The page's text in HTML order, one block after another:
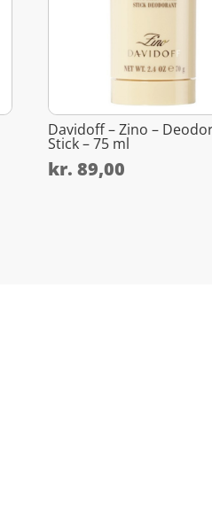
Davidoff – Zino –
Stick – 75 ml
kr. 89,00